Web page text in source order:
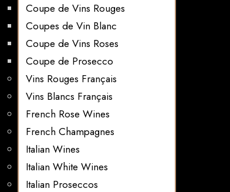
Coupe de Vins Rouges
Coupes de Vin Blanc
Coupe de Vins Roses
Coupe de Prosecco
Vins Rouges Français
Vins Blancs Français
French Rose Wines
French Champagnes
Italian Wines
Italian White Wines
Italian Proseccos